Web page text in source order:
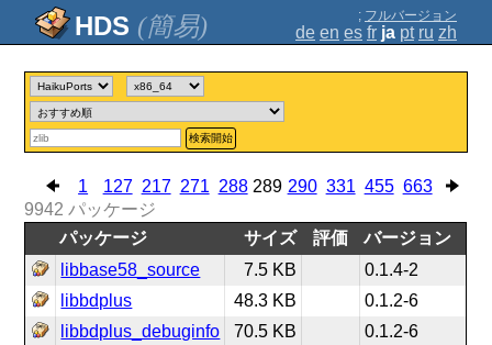
(簡易) ; フルバージョン
de en es fr ja pt ru zh
検索開始
1 127 217 271 288 289 290 331 455 663
9942 パッケージ
パッケージ
サイズ 評価
バージョン
libbase58_source
7.5 KB
0.1.4-2
libbdplus
48.3 KB
0.1.2-6
libbdplus_debuginfo
70.5 KB
0.1.2-6